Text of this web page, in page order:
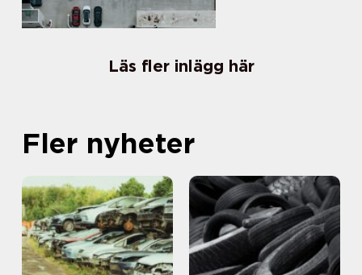
Läs fler inlägg här
Fler nyheter